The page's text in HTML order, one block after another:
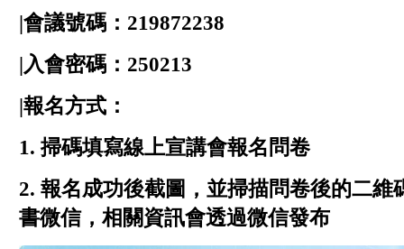
|會議號碼：219872238
|入會密碼：250213
|報名方式：
1. 掃碼填寫線上宣講會報名問卷
2. 報名成功後截圖，並掃描問卷後的二維
書微信，相關資訊會透過微信發布